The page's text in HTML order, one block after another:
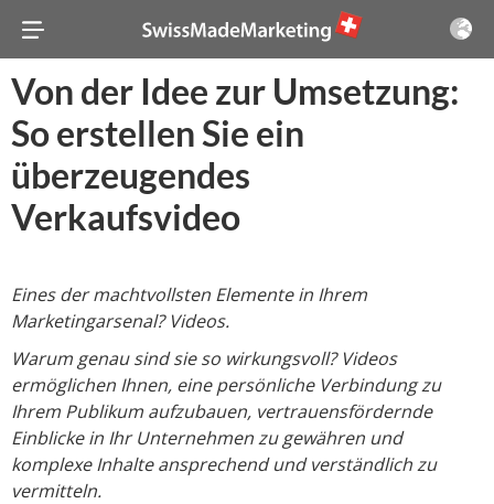
Von der Idee zur Umsetzung:
So erstellen Sie ein
überzeugendes
Verkaufsvideo
Eines der machtvollsten Elemente in Ihrem
Marketingarsenal? Videos.
Warum genau sind sie so wirkungsvoll? Videos
ermöglichen Ihnen, eine persönliche Verbindung zu
Ihrem Publikum aufzubauen, vertrauensfördernde
Einblicke in Ihr Unternehmen zu gewähren und
komplexe Inhalte ansprechend und verständlich zu
vermitteln.